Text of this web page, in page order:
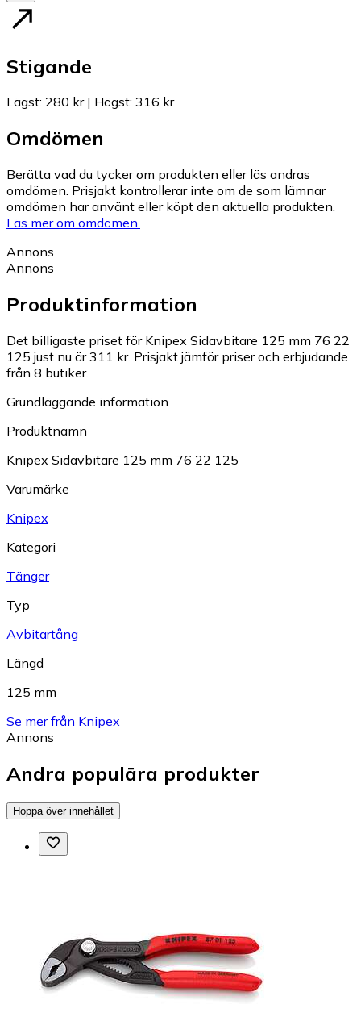
Stigande
Lägst: 280 kr| Högst: 316 kr
Omdömen
Berätta vad du tycker om produkten eller läs andras
omdömen. Prisjakt kontrollerar inte om de som lämnar
omdömen har använt eller köpt den aktuella produkten.
Läs mer om omdömen.
Annons
Annons
Produktinformation
Det billigaste priset för Knipex Sidavbitare 125 mm 76 22
125 just nu är 311 kr. Prisjakt jämför priser och erbjudande
från 8 butiker.
Grundläggande information
Produktnamn
Knipex Sidavbitare 125 mm 76 22 125
Varumärke
Knipex
Kategori
Tänger
Typ
Avbitartång
Längd
125 mm
Se mer från Knipex
Annons
Andra populära produkter
Hoppa över innehållet